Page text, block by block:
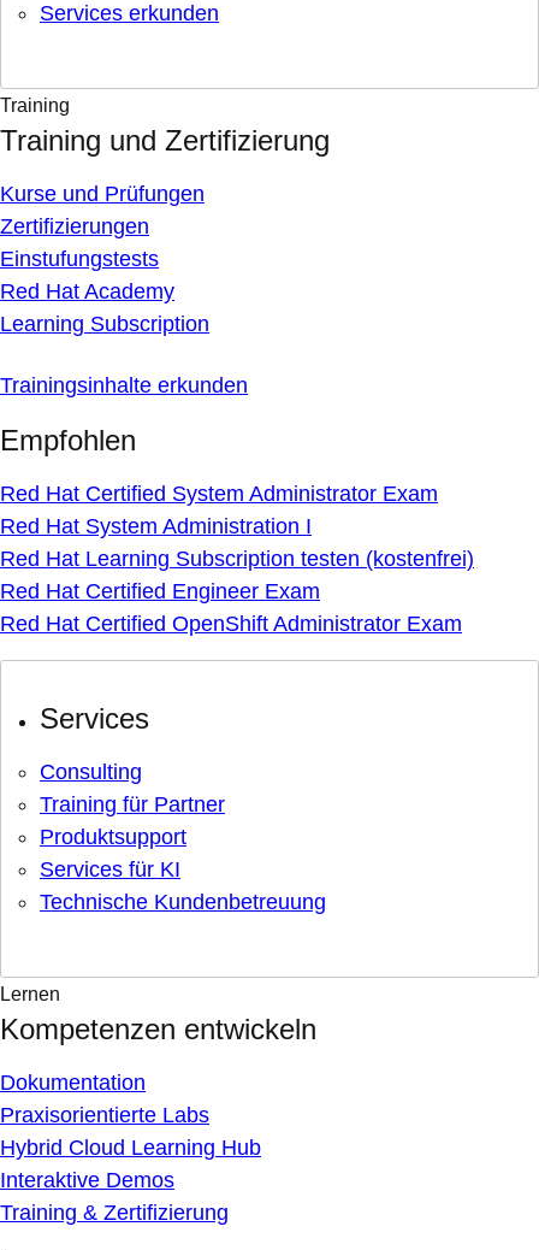
Services erkunden
Training
Training und Zertifizierung
Kurse und Prüfungen
Zertifizierungen
Einstufungstests
Red Hat Academy
Learning Subscription
Trainingsinhalte erkunden
Empfohlen
Red Hat Certified System Administrator Exam
Red Hat System Administration I
Red Hat Learning Subscription testen (kostenfrei)
Red Hat Certified Engineer Exam
Red Hat Certified OpenShift Administrator Exam
Services
Consulting
Training für Partner
Produktsupport
Services für KI
Technische Kundenbetreuung
Lernen
Kompetenzen entwickeln
Dokumentation
Praxisorientierte Labs
Hybrid Cloud Learning Hub
Interaktive Demos
Training & Zertifizierung